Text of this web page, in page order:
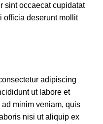
sint occaecat cupidatat
officia deserunt mollit
adipiscing
ut labore et
minim veniam, quis
nisi ut aliquip ex